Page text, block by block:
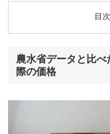
目次
農水省データと比
際の価格